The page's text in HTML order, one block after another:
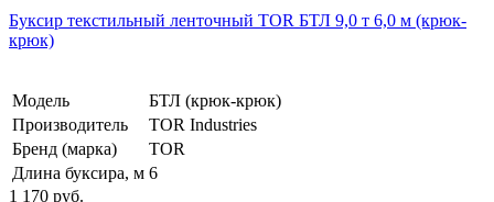
Буксир текстильный ленточный TOR БТЛ 9,0 т 6,0 м (крюк-
крюк)
Модель
БТЛ (крюк-крюк)
Производитель
TOR Industries
Бренд (марка)
TOR
Длина буксира, м 6
1 170 руб.